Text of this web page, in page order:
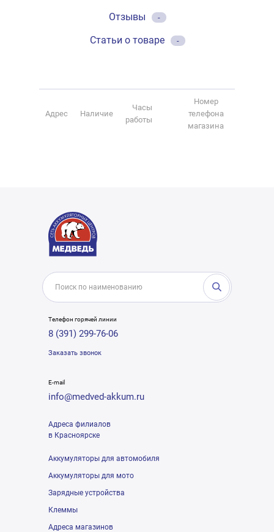
Отзывы
-
Статьи о товаре -
Адрес Наличие
Часы
работы
Номер
телефона
магазина
Телефон горячей линии
8 (391) 299-76-06
Заказать звонок
E-mail
info@medved-akkum.ru
Адреса филиалов
в Красноярске
Аккумуляторы для автомобиля
Аккумуляторы для мото
Зарядные устройства
Клеммы
Адреса магазинов